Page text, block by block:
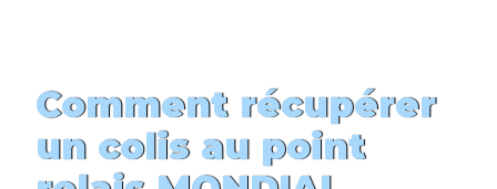
Comment récupérer
un colis au point